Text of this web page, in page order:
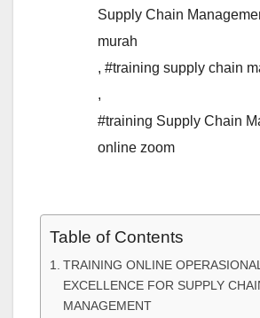
Supply Chain
murah
, #training supply chain
,
#training Supply Chain
online zoom
Table of Contents
TRAINING ONLINE
EXCELLENCE FOR SUPPLY
MANAGEMENT